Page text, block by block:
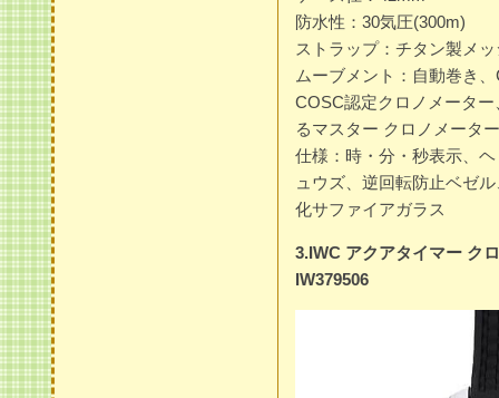
防水性：30気圧(300m)
ストラップ：チタン製メ
ムーブメント：自動巻き
COSC認定クロノメータ
るマスター クロノメータ
仕様：時・分・秒表示、
ュウズ、逆回転防止ベゼ
化サファイアガラス
3.IWC アクアタイマー ク
IW379506